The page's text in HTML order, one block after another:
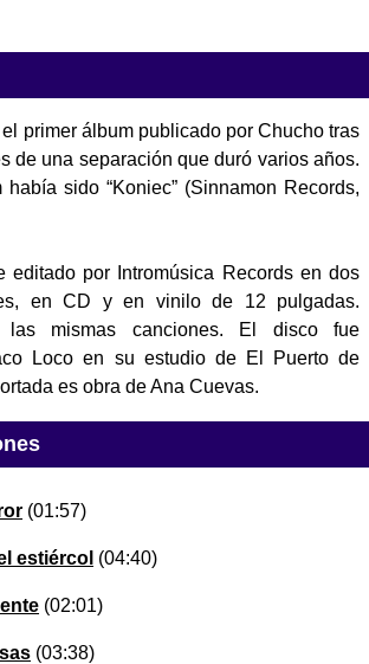
el primer álbum publicado por Chucho tras
de una separación que duró varios años.
sido “Koniec” (Sinnamon Records,
editado por Intromúsica Records en dos
en CD y en vinilo de 12 pulgadas.
las mismas canciones. El disco fue
Loco en su estudio de El Puerto de
es obra de Ana Cuevas.
(01:57)
estiércol (04:40)
(02:01)
(03:38)